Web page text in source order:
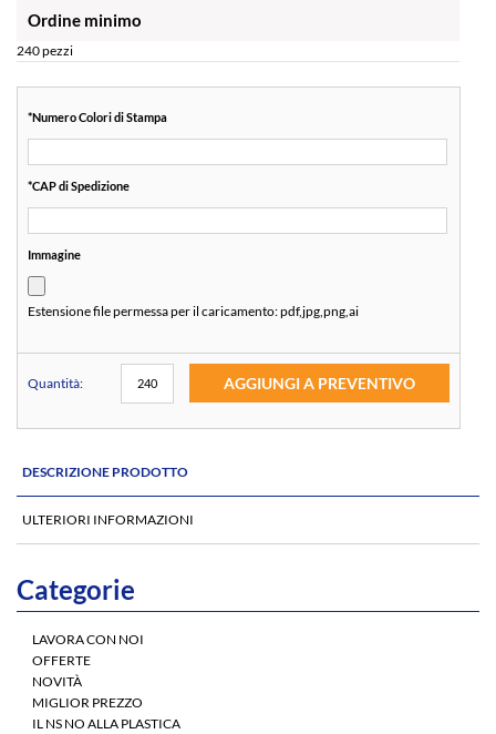
Ordine minimo
240 pezzi
*Numero Colori di Stampa
*CAP di Spedizione
Immagine
Estensione file permessa per il caricamento:pdf,jpg,png,ai
Quantità: AGGIUNGI A PREVENTIVO
DESCRIZIONE PRODOTTO
ULTERIORI INFORMAZIONI
Categorie
LAVORA CON NOI
OFFERTE
NOVITÀ
MIGLIOR PREZZO
IL NS NO ALLA PLASTICA